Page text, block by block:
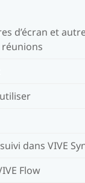
d’écran et
dans VIVE
Flow